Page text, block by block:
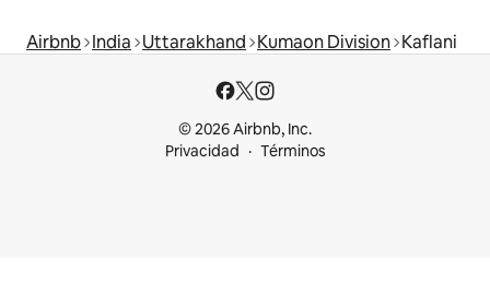
Airbnb India Uttarakhand Kumaon Division Kaflani
© 2026 Airbnb, Inc.
Privacidad
Términos